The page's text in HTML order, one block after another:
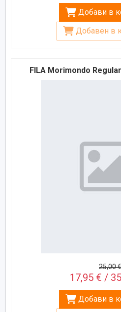
Добави в
Добавен в
FILA Morimondo
25,00 €
17,95 € /
Добави в